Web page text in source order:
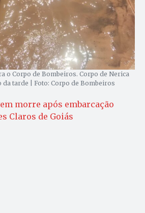
o Corpo de Bombeiros. Corpo de Nerica
tarde | Foto: Corpo de Bombeiros
morre após embarcação
Claros de Goiás